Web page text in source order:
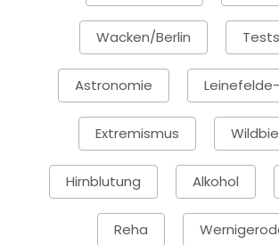
Wacken/Berlin
Astronomie
Extremismus
Hirnblutung Alkohol
Reha